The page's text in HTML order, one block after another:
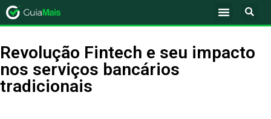
Revolução Fintech e seu impacto
nos serviços bancários
tradicionais